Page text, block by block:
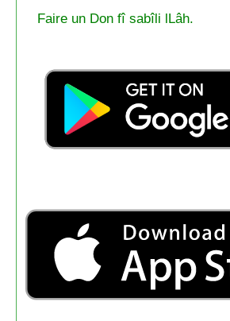
Faire un Don fî sabîli lLâh.